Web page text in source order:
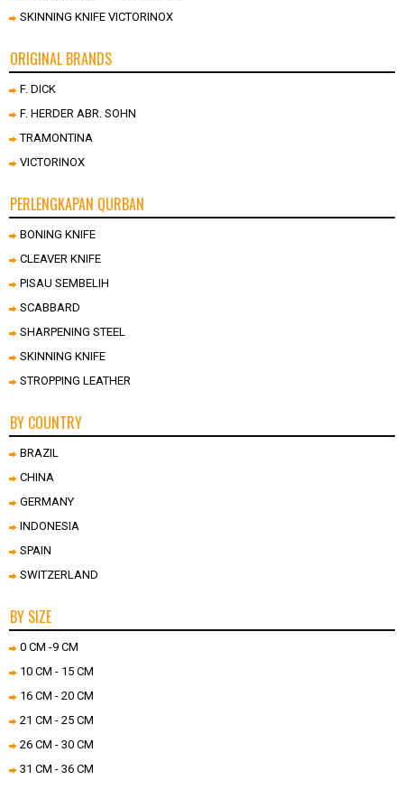
SKINNING KNIFE VICTORINOX
ORIGINAL BRANDS
F. DICK
F. HERDER ABR. SOHN
TRAMONTINA
VICTORINOX
PERLENGKAPAN QURBAN
BONING KNIFE
CLEAVER KNIFE
PISAU SEMBELIH
SCABBARD
SHARPENING STEEL
SKINNING KNIFE
STROPPING LEATHER
BY COUNTRY
BRAZIL
CHINA
GERMANY
INDONESIA
SPAIN
SWITZERLAND
BY SIZE
0 CM -9 CM
10 CM - 15 CM
16 CM - 20 CM
21 CM - 25 CM
26 CM - 30 CM
31 CM - 36 CM